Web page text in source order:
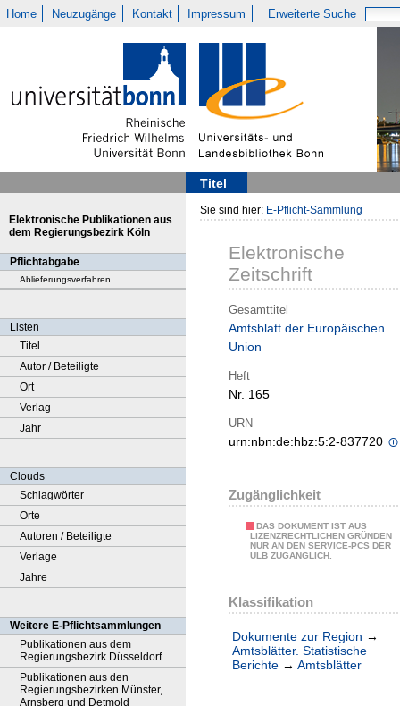
Home Neuzugänge Kontakt Impressum Erweiterte Suche
Titel
Elektronische Publikationen aus
dem Regierungsbezirk Köln
Pflichtabgabe
Ablieferungsverfahren
Listen
Titel
Autor / Beteiligte
Ort
Verlag
Jahr
Clouds
Schlagwörter
Orte
Autoren / Beteiligte
Verlage
Jahre
Weitere E-Pflichtsammlungen
Publikationen aus dem
Regierungsbezirk Düsseldorf
Publikationen aus den
Regierungsbezirken Münster,
Arnsberg und Detmold
Sie sind hier: E-Pflicht-Sammlung
Elektronische
Zeitschrift
Gesamttitel
Amtsblatt der Europäischen
Union
Heft
Nr. 165
URN
urn:nbn:de:hbz:5:2-837720
Zugänglichkeit
DAS DOKUMENT IST AUS
LIZENZRECHTLICHEN GRÜNDEN
NUR AN DEN SERVICE-PCS DER
ULB ZUGÄNGLICH.
Klassifikation
Dokumente zur Region →
Amtsblätter. Statistische
Berichte → Amtsblätter